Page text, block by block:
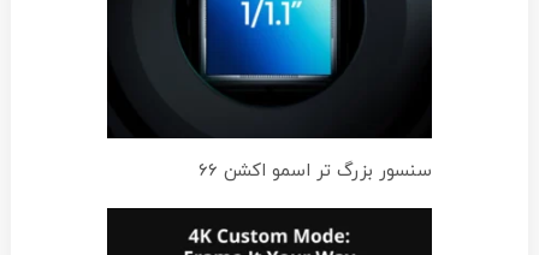
سنسور بزرگ تر اسمو اکشن 66